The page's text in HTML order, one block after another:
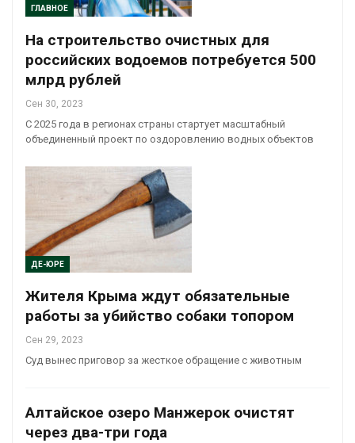
ГЛАВНОЕ
На строительство очистных для
российских водоемов потребуется 500
млрд рублей
Сен 30, 2023
С 2025 года в регионах страны стартует масштабный
объединенный проект по оздоровлению водных объектов
ДЕ-ЮРЕ
Жителя Крыма ждут обязательные
работы за убийство собаки топором
Сен 29, 2023
Суд вынес приговор за жесткое обращение с животным
Алтайское озеро Манжерок очистят
через два-три года